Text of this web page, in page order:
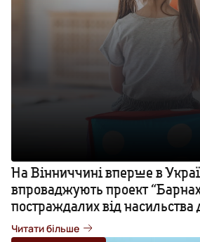
На Вінниччині вперше в
впроваджують проект
постраждалих від насильства
Читати більше